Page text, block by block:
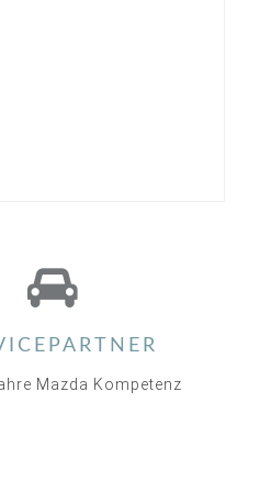
Mazda Kompetenz